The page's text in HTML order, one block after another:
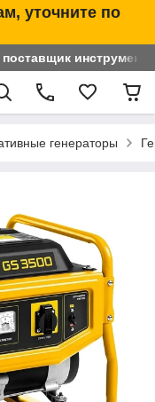
уточните по
генераторы